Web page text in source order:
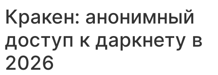
Кракен: анонимный
доступ к даркнету в
2026